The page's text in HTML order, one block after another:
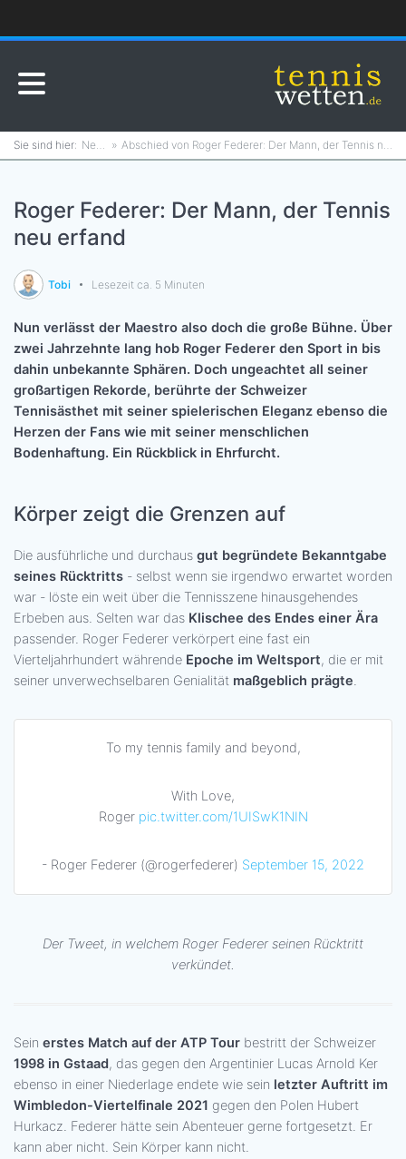
News Abschied von Roger Federer: Der Mann, der Tennis neu erfand
Roger Federer: Der Mann, der Tennis
neu erfand
Tobi Lesezeit ca. 5 Minuten
Nun verlässt der Maestro also doch die große Bühne. Über
zwei Jahrzehnte lang hob Roger Federer den Sport in bis
dahin unbekannte Sphären. Doch ungeachtet all seiner
großartigen Rekorde, berührte der Schweizer
Tennisästhet mit seiner spielerischen Eleganz ebenso die
Herzen der Fans wie mit seiner menschlichen
Bodenhaftung. Ein Rückblick in Ehrfurcht.
Körper zeigt die Grenzen auf
Die ausführliche und durchaus gut begründete Bekanntgabe
seines Rücktritts - selbst wenn sie irgendwo erwartet worden
war - löste ein weit über die Tennisszene hinausgehendes
Erbeben aus. Selten war das Klischee des Endes einer Ära
passender. Roger Federer verkörpert eine fast ein
Vierteljahrhundert währende Epoche im Weltsport, die er mit
seiner unverwechselbaren Genialität maßgeblich prägte.
To my tennis family and beyond,
With Love,
Roger pic.twitter.com/1UISwK1NIN
- Roger Federer (@rogerfederer) September 15, 2022
Der Tweet, in welchem Roger Federer seinen Rücktritt
verkündet.
Sein erstes Match auf der ATP Tour bestritt der Schweizer
1998 in Gstaad, das gegen den Argentinier Lucas Arnold Ker
ebenso in einer Niederlage endete wie sein letzter Auftritt im
Wimbledon-Viertelfinale 2021 gegen den Polen Hubert
Hurkacz. Federer hätte sein Abenteuer gerne fortgesetzt. Er
kann aber nicht. Sein Körper kann nicht.